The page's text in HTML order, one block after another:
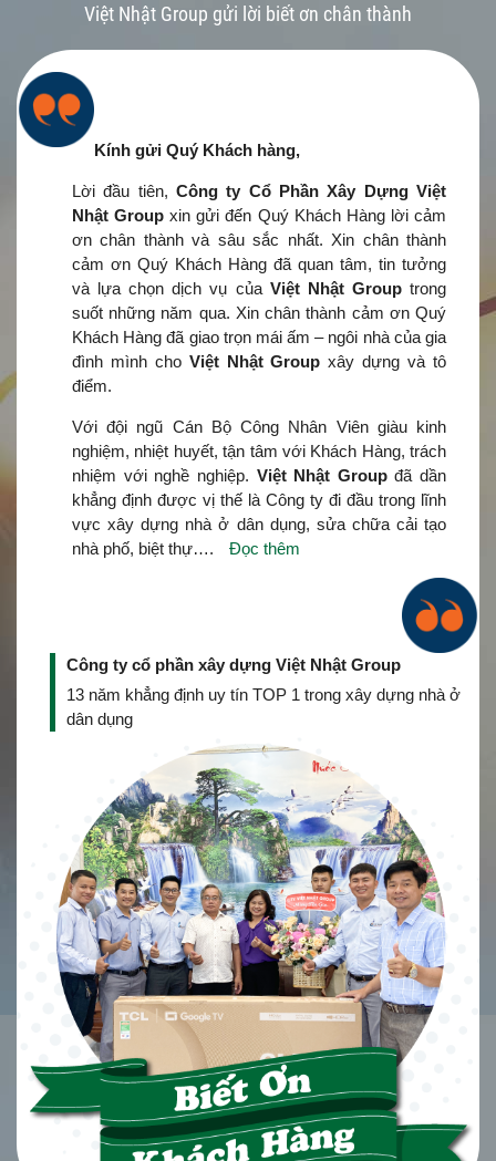
Việt Nhật Group gửi lời biết ơn chân thành
Kính gửi Quý Khách hàng,
Lời đầu tiên, Công ty Cổ Phần Xây Dựng Việt
Nhật Group xin gửi đến Quý Khách Hàng lời cảm
ơn chân thành và sâu sắc nhất. Xin chân thành
cảm ơn Quý Khách Hàng đã quan tâm, tin tưởng
và lựa chọn dịch vụ của Việt Nhật Grouptrong
suốt những năm qua. Xin chân thành cảm ơn Quý
Khách Hàng đã giao trọn mái ấm – ngôi nhà của gia
đình mình cho Việt Nhật Group xây dựng và tô
điểm.
Với đội ngũ Cán Bộ Công Nhân Viên giàu kinh
nghiệm, nhiệt huyết, tận tâm với Khách Hàng, trách
nhiệm với nghề nghiệp. Việt Nhật Groupđã dần
khẳng định được vị thế là Công ty đi đầu trong lĩnh
vực xây dựng nhà ở dân dụng, sửa chữa cải tạo
nhà phố, biệt thự….
Đọc thêm
Công ty cổ phần xây dựng Việt Nhật Group
13 năm khẳng định uy tín TOP 1 trong xây dựng nhà ở
dân dụng